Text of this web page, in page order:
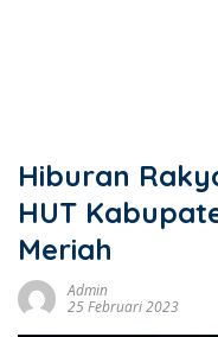
Hiburan
HUT
Meriah
Admin
25 Februari 2023